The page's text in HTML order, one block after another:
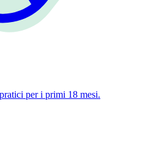
per i primi 18 mesi.